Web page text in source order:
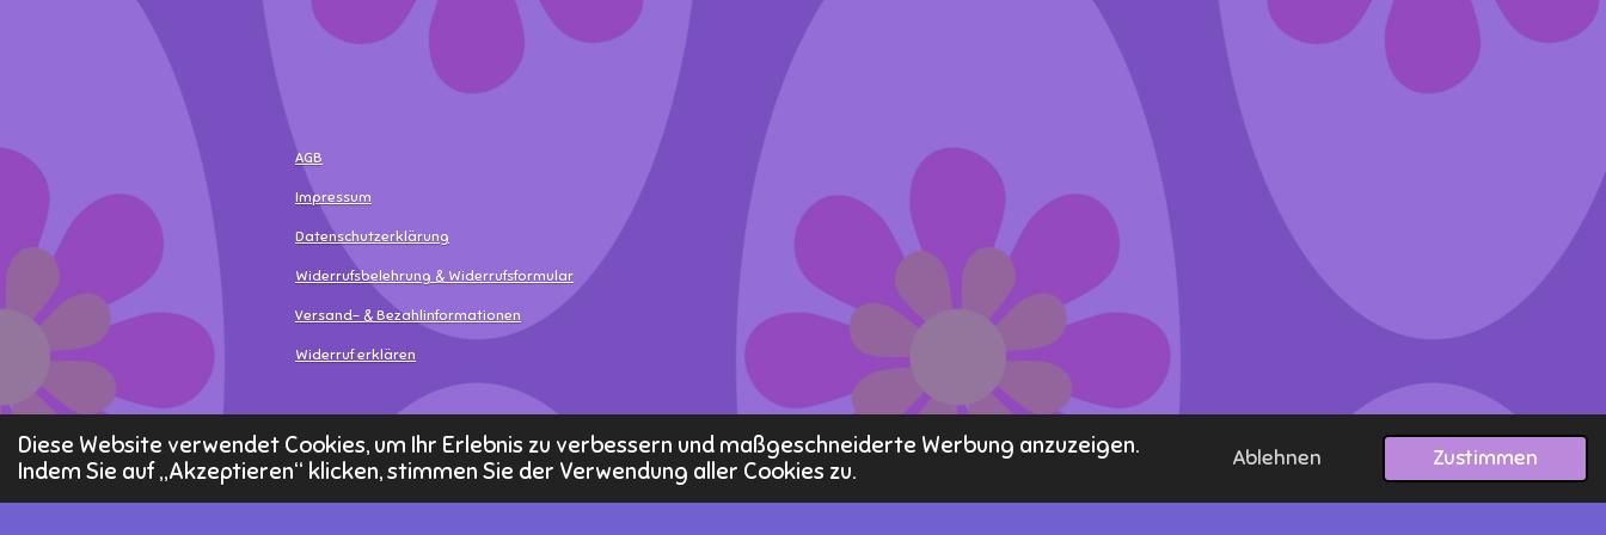
Diese Website verwendet Cookies, um Ihr Erlebnis zu verbessern und maßgeschneiderte Werbung anzuzeigen.
Indem Sie auf „Akzeptieren“ klicken, stimmen Sie der Verwendung aller Cookies zu.
Ablehnen Zustimmen
AGB
Impressum
Datenschutzerklärung
Widerrufsbelehrung & Widerrufsformular
Versand- & Bezahlinformationen
Widerruf erklären
© 2025 - 2026 MamaLea